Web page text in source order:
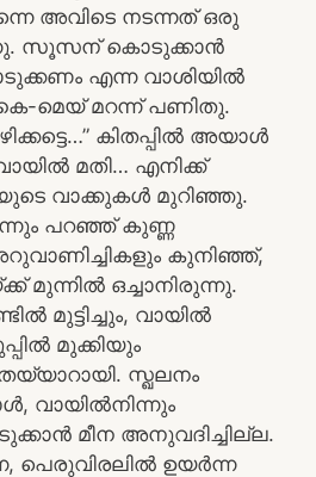
അവിടെ നടന്നത് ഒരു
സൂസന് കൊടുക്കാൻ
എന്ന വാശിയിൽ
മെയ് മറന്ന് പണിതു.
കിതപ്പിൽ അയാൾ
മതി… എനിക്ക്
വാക്കുകൾ മുറിഞ്ഞു.
പറഞ്ഞ് കുണ്ണ
കുനിഞ്ഞ്,
മുന്നിൽ ഒച്ചാനിരുന്നു.
മുട്ടിച്ചും, വായിൽ
മുക്കിയും
സ്ഖലനം
വായിൽനിന്നും
മീന അനുവദിച്ചില്ല.
ഉയർന്ന